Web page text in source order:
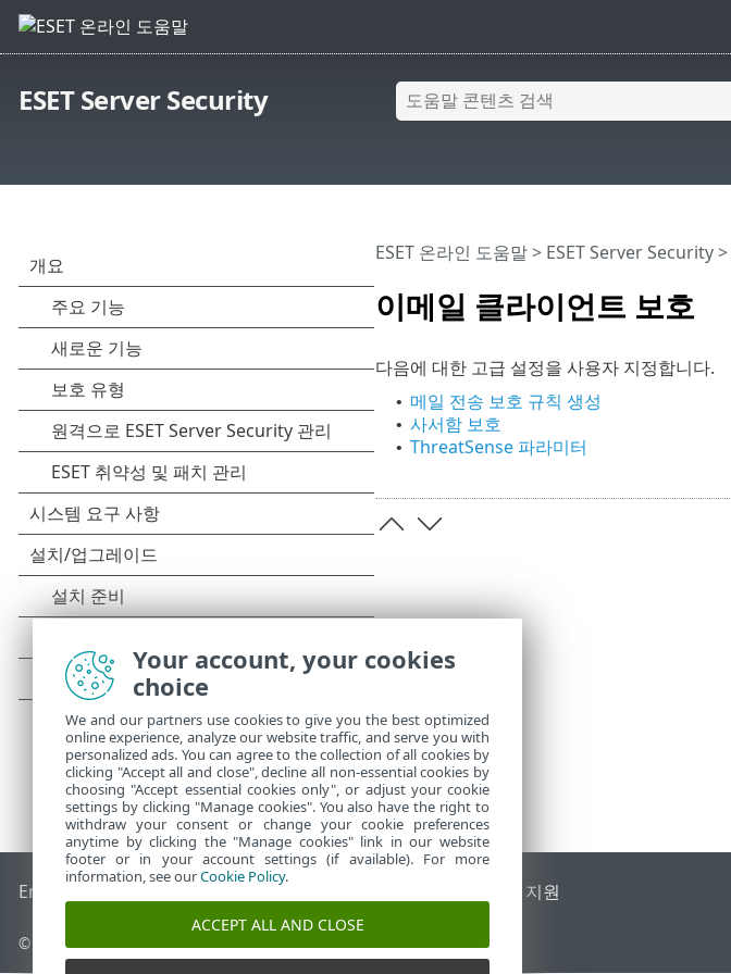
ESET Server Security
이메일 클라이언트 보호
ESET 온라인 도움말> ESET Server Security>
다음에 대한 고급 설정을 사용자 지정합니다.
• 메일 전송 보호 규칙 생성
• 사서함 보호
• ThreatSense 파라미터
End of Life ESET 지식 베이스 ESET 포럼 국가별 지원
© 1992 - 2025 ESET, spol. s r.o. - All rights reserved.
Your account, your cookies
choice
We and our partners use cookies to give you the best optimized
online experience, analyze our website traffic, and serve you with
personalized ads. You can agree to the collection of all cookies by
clicking "Accept all and close", decline all non-essential cookies by
choosing "Accept essential cookies only", or adjust your cookie
settings by clicking "Manage cookies". You also have the right to
withdraw your consent or change your cookie preferences
anytime by clicking the "Manage cookies" link in our website
footer or in your account settings (if available). For more
information, see ourCookie Policy.
ACCEPT ALL AND CLOSE